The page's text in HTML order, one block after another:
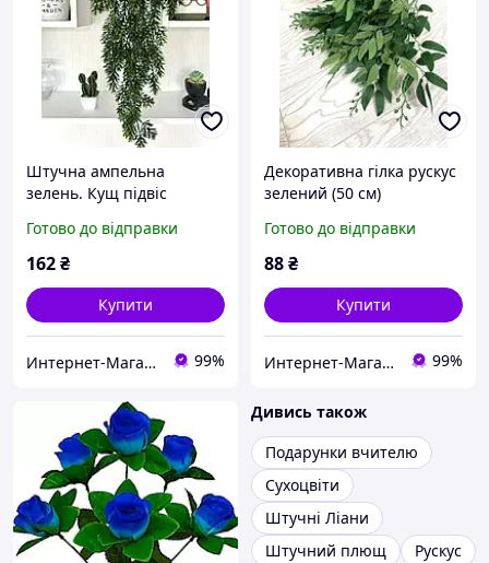
Штучна ампельна
зелень. Кущ підвіс
Готово до відправки
162₴
Купити
Интернет-Магазин искусственных цветов Kvitochky 99%
Декоративна гілка рускус
зелений (50 см)
Готово до відправки
88₴
Купити
Интернет-Магазин искусственных цветов Kvitochky 99%
Дивись також
Подарунки вчителю
Сухоцвіти
Штучні Ліани
Штучний плющ
Рускус